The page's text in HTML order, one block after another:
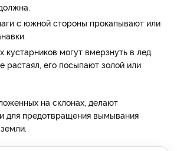
с южной стороны прокапывают или
кустарников могут вмерзнуть в лед.
растаял, его посыпают золой или
на склонах, делают
для предотвращения вымывания